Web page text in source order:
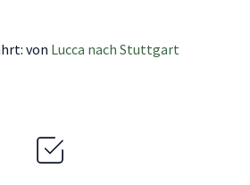
von Lucca nach Stuttgart